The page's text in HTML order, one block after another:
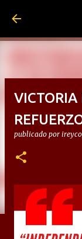
VICTORIA
publicado por